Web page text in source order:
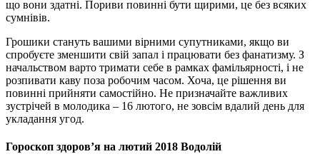
що вони здатні. Пориви повинні бути щирими, це без всяких
сумнівів.
Грошики стануть вашими вірними супутниками, якщо ви
спробуєте зменшити свій запал і працювати без фанатизму. З
начальством варто тримати себе в рамках фамільярності, і не
розпивати каву поза робочим часом. Хоча, це рішення ви
повинні прийняти самостійно. Не призначайте важливих
зустрічей в молодика – 16 лютого, не зовсім вдалий день для
укладання угод.
Гороскоп здоров’я на лютий 2018 Водолій